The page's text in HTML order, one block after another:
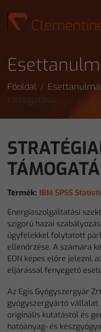
Skip to main content
Főoldal
támogatása
Termék: IBM SPSS
Energiaszolgáltatási
szigorú hazai
ügyfelekkel folytatott
ellenőrzése. A számára
EON képes előre jelezni,
eljárással fenyegető
Az Egis Gyógyszergyár
gyógyszergyártó vállalat.
originális kutatástól és
hatóanyag- és